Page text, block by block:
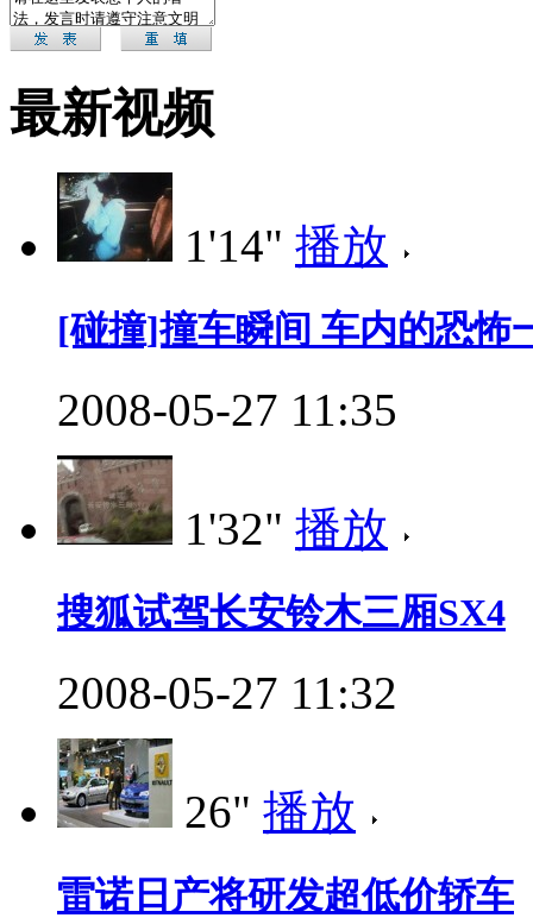
最新视频
1'14" 播放
[碰撞]撞车瞬间 车内的恐怖
2008-05-27 11:35
1'32" 播放
搜狐试驾长安铃木三厢SX4
2008-05-27 11:32
26" 播放
雷诺日产将研发超低价轿车